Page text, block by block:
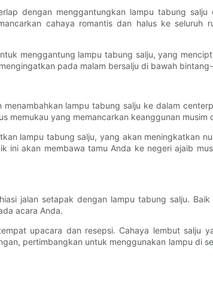
dengan menggantungkan lampu tabung
cahaya romantis dan halus ke seluruh
menggantung lampu tabung salju, yang
pada malam bersalju di bawah
lampu tabung salju ke dalam
memukau yang memancarkan keanggunan musim
lampu tabung salju, yang akan meningkatkan
akan membawa tamu Anda ke negeri ajaib
jalan setapak dengan lampu tabung salju.
acara Anda.
upacara dan resepsi. Cahaya lembut salju
pertimbangkan untuk menggunakan lampu di